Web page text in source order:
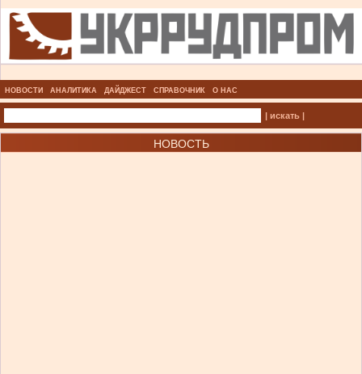
НОВОСТИ АНАЛИТИКА ДАЙДЖЕСТ СПРАВОЧНИК О НАС
| искать |
НОВОСТЬ